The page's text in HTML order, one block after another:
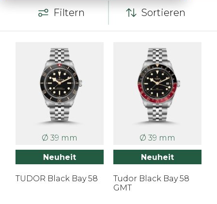
Filtern Sortieren
Ø 39 mm
Neuheit
TUDOR Black Bay 58
Ø 39 mm
Neuheit
Tudor Black Bay 58
GMT